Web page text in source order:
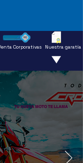
Corporativas Nuestra garatía
TU NUEVA MOTO TE LLAMA